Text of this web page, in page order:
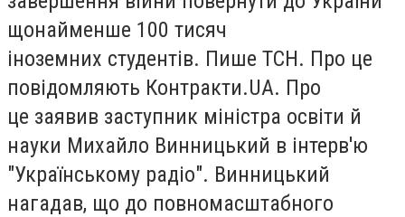
щонайменше 100 тисяч
іноземних студентів. Пише ТСН. Про це
повідомляють Контракти.UA. Про
це заявив заступник міністра освіти й
науки Михайло Винницький в інтерв'ю
"Українському радіо". Винницький
нагадав, що до повномасштабного